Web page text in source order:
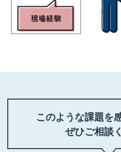
このような課題を
ぜひご相談